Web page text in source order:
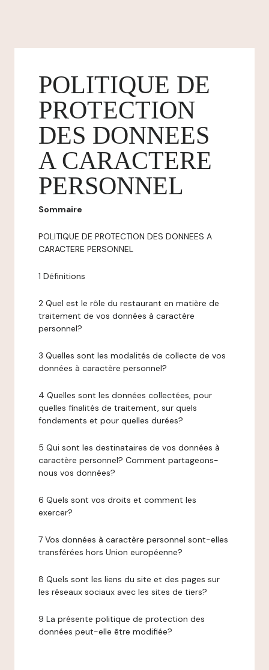
POLITIQUE DE
PROTECTION
DES DONNEES
A CARACTERE
PERSONNEL
Sommaire
POLITIQUE DE PROTECTION DES DONNEES A
CARACTERE PERSONNEL
1 Définitions
2 Quel est le rôle du restaurant en matière de
traitement de vos données à caractère
personnel?
3 Quelles sont les modalités de collecte de vos
données à caractère personnel?
4 Quelles sont les données collectées, pour
quelles finalités de traitement, sur quels
fondements et pour quelles durées?
5 Qui sont les destinataires de vos données à
caractère personnel? Comment partageons-
nous vos données?
6 Quels sont vos droits et comment les
exercer?
7 Vos données à caractère personnel sont-elles
transférées hors Union européenne?
8 Quels sont les liens du site et des pages sur
les réseaux sociaux avec les sites de tiers?
9 La présente politique de protection des
données peut-elle être modifiée?